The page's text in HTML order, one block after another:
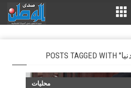
محليات